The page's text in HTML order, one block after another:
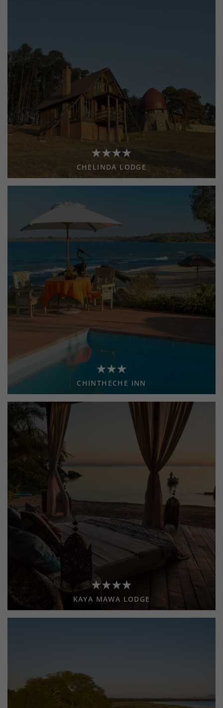
CHELINDA LODGE
CHINTHECHE INN
KAYA MAWA LODGE